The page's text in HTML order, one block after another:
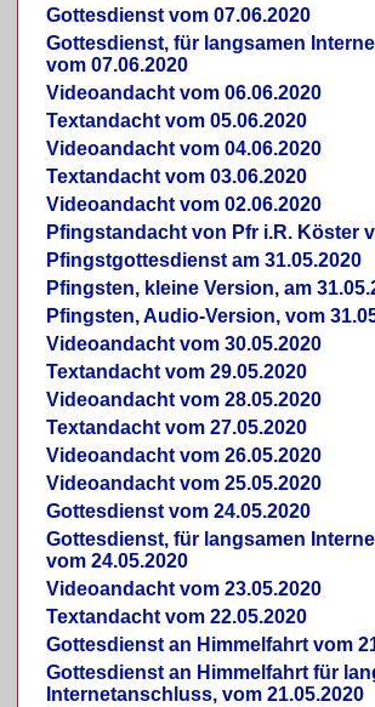
Gottesdienst vom 07.06.2020
Gottesdienst, für langsamen
vom 07.06.2020
Videoandacht vom 06.06.2020
Textandacht vom 05.06.2020
Videoandacht vom 04.06.2020
Textandacht vom 03.06.2020
Videoandacht vom 02.06.2020
Pfingstandacht von Pfr i.R. Köster
Pfingstgottesdienst am 31.05.2020
Pfingsten, kleine Version, am
Pfingsten, Audio-Version, vom
Videoandacht vom 30.05.2020
Textandacht vom 29.05.2020
Videoandacht vom 28.05.2020
Textandacht vom 27.05.2020
Videoandacht vom 26.05.2020
Videoandacht vom 25.05.2020
Gottesdienst vom 24.05.2020
Gottesdienst, für langsamen
vom 24.05.2020
Videoandacht vom 23.05.2020
Textandacht vom 22.05.2020
Gottesdienst an Himmelfahrt vom
Gottesdienst an Himmelfahrt für
Internetanschluss, vom 21.05.2020